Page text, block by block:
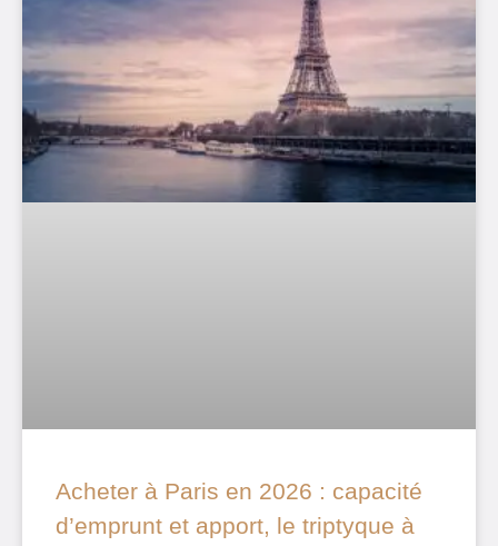
Acheter à Paris en 2026 : capacité
d’emprunt et apport, le triptyque à